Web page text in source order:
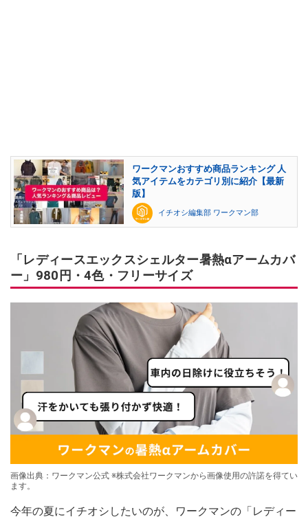
ワークマンおすすめ商品ランキング 人
気アイテムをカテゴリ別に紹介【最新
版】
イチオシ編集部 ワークマン部
「レディースエックスシェルター暑熱αアームカバ
ー」980円・4色・フリーサイズ
画像出典：ワークマン公式 ※株式会社ワークマンから画像使用の許諾を得てい
ます。
今年の夏にイチオシしたいのが、ワークマンの「レディー